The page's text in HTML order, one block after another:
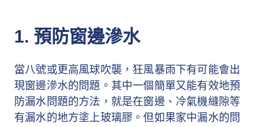
1. 預防窗邊滲水
當八號或更高風球吹襲，狂風暴雨下有可能會出
現窗邊滲水的問題。其中一個簡單又能有效地預
防漏水問題的方法，就是在窗邊、冷氣機縫隙等
有漏水的地方塗上玻璃膠。但如果家中漏水的問